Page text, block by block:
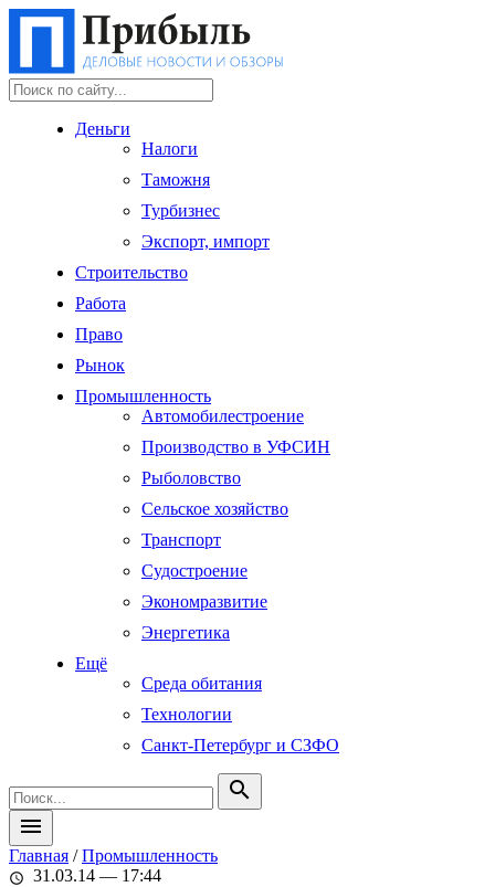
Деньги
Налоги
Таможня
Турбизнес
Экспорт, импорт
Строительство
Работа
Право
Рынок
Промышленность
Автомобилестроение
Производство в УФСИН
Рыболовство
Сельское хозяйство
Транспорт
Судостроение
Экономразвитие
Энергетика
Ещё
Среда обитания
Технологии
Санкт-Петербург и СЗФО
search
menu
Главная /Промышленность
schedule 31.03.14 — 17:44